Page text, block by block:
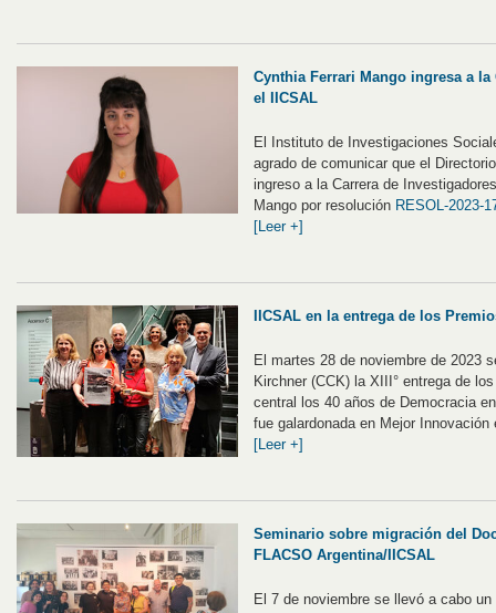
Cynthia Ferrari Mango ingresa a
el IICSAL
El Instituto de Investigaciones
agrado de comunicar que el
ingreso a la Carrera de
Mango por resolución RESOL-2023-
[Leer +]
IICSAL en la entrega de los
El martes 28 de noviembre de 2023
Kirchner (CCK) la XIII° entrega de
central los 40 años de Democracia
fue galardonada en Mejor
[Leer +]
Seminario sobre migración del
FLACSO Argentina/IICSAL
El 7 de noviembre se llevó a cabo